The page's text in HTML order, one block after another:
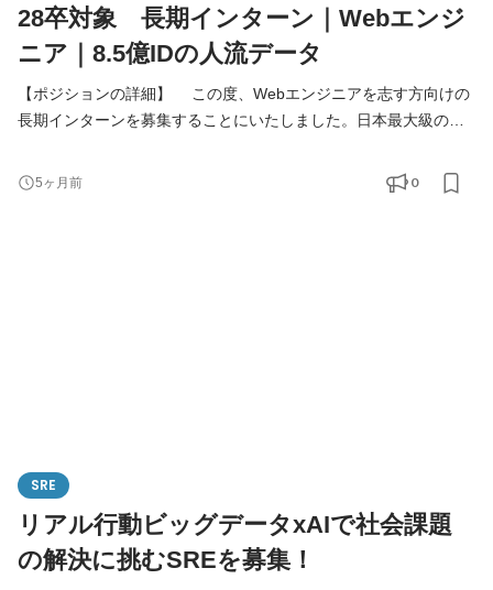
28卒対象 長期インターン｜Webエンジ
ニア｜8.5億IDの人流データ
【ポジションの詳細】 この度、Webエンジニアを志す方向けの
長期インターンを募集することにいたしました。日本最大級の位
るWebシステムを開発するお仕事となります。 興味がある方
5ヶ月前 0
SRE
リアル行動ビッグデータxAIで社会課題
の解決に挑むSREを募集！